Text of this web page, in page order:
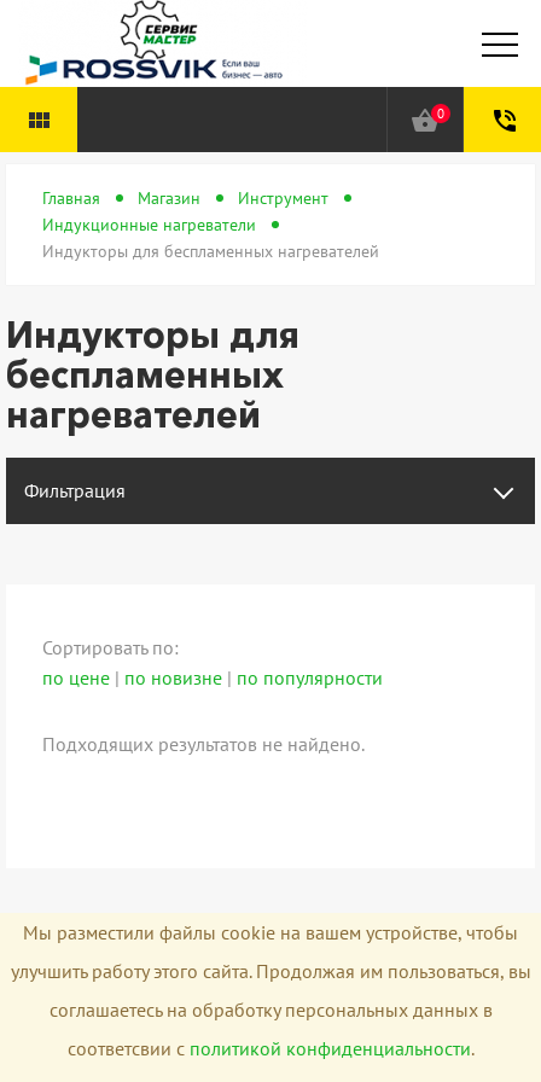
shopping_basket0 phone_in_talk
Главная Магазин
Инструмент
Индукционные нагреватели
Индукторы для беспламенных нагревателей
Индукторы для
беспламенных
нагревателей
view_module
Фильтрация
Сортировать по:
по цене | по новизне | по популярности
Подходящих результатов не найдено.
Мы разместили файлы cookie на вашем устройстве, чтобы
улучшить работу этого сайта. Продолжая им пользоваться, вы
соглашаетесь на обработку персональных данных в
соответсвии с политикой конфиденциальности.